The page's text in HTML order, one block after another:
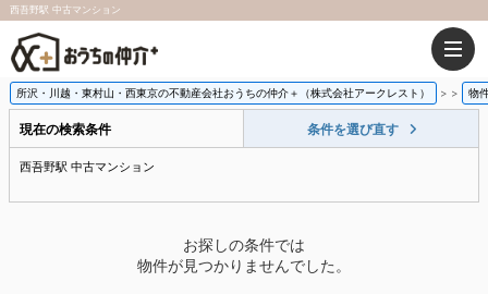
西吾野駅 中古マンション
所沢・川越・東村山・西東京の不動産会社おうちの仲介＋（株式会社アークレスト） > 物
現在の検索条件 条件を選び直す
西吾野駅 中古マンション
お探しの条件では
物件が見つかりませんでした。